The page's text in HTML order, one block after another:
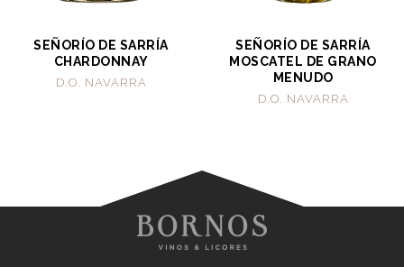
SEÑORÍO DE SARRÍA
CHARDONNAY
D.O. NAVARRA
SEÑORÍO DE SARRÍA
MOSCATEL DE GRANO
MENUDO
D.O. NAVARRA